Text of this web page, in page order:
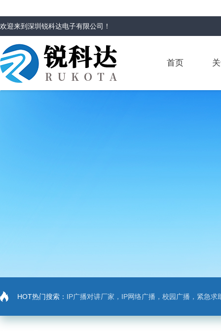
欢迎来到深圳锐科达电子有限公司 ！
首页
HOT热门搜索： IP广播对讲厂家，IP网络广播，校园广播，紧急求助，IP广播对讲系